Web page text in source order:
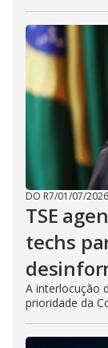
DO R7/01/07/2026
TSE
techs
A interlocução
prioridade da